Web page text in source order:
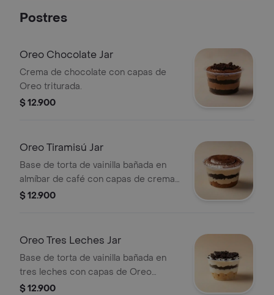
Postres
Oreo Chocolate Jar
Crema de chocolate con capas de
Oreo triturada.
$ 12.900
Oreo Tiramisú Jar
Base de torta de vainilla bañada en
almíbar de café con capas de crema
de tiramisú y Oreo.
$ 12.900
Oreo Tres Leches Jar
Base de torta de vainilla bañada en
tres leches con capas de Oreo
triturada.
$ 12.900